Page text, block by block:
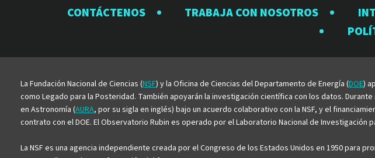
CONTÁCTENOS TRABAJA CON NOSOTROS
La Fundación Nacional de Ciencias (NSF) y la Oficina de Ciencias del Departamento de Energía (DOE)
como Legado para la Posteridad. También apoyarán la investigación científica con los datos.
en Astronomía (AURA, por su sigla en inglés) bajo un acuerdo colaborativo con la NSF, y el
contrato con el DOE. El Observatorio Rubin es operado por el Laboratorio Nacional de Investigación
La NSF es una agencia independiente creada por el Congreso de los Estados Unidos en 1950 para